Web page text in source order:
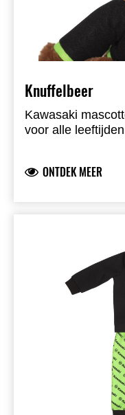
Knuffelbeer
Kawasaki
voor alle
ONTDEK MEER